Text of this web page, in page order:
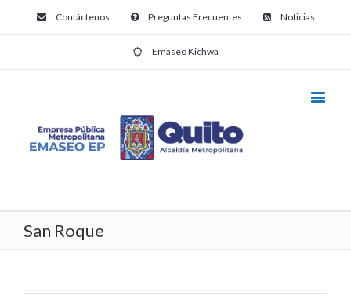
Contáctenos Preguntas Frecuentes Noticias
Emaseo Kichwa
San Roque